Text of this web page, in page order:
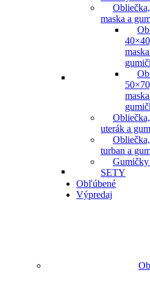
Obliečka,
maska a
Obliečka,
uterák a
Obliečka,
turban a
SETY
Obľúbené
Výpredaj